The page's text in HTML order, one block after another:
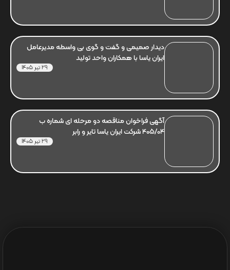
دیدار صمیمی و گفت و گوی بی واسطه مدیرعامل
ایران یاسا با همکاران واحد تولید
29 تیر 1405
آگهی فراخوان مناقصه دو مرحله ای شماره ب
405/04 شرکت ایران یاسا تایر و رابر
29 تیر 1405